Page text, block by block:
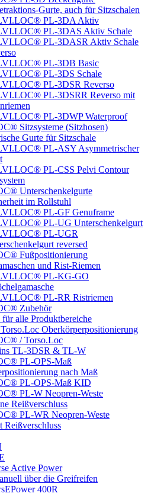
Gurte, auch für Sitzschalen
PL-3DA Aktiv
PL-3DAS Aktiv Schale
PL-3DASR Aktiv Schale
PL-3DB Basic
PL-3DS Schale
PL-3DSR Reverso
PL-3DSRR Reverso mit
PL-3DWP Waterproof
Sitzsysteme (Sitzhosen)
Gurte für Sitzschale
PL-ASY Asymmetrischer
PL-CSS Pelvi Contour
Unterschenkelgurte
im Rollstuhl
PL-GF Genuframe
PL-UG Unterschenkelgurt
PL-UGR
reversed
Fußpositionierung
und Rist-Riemen
PL-KG-GO
PL-RR Ristriemen
Zubehör
für alle Produktbereiche
Oberkörperpositionierung
/ Torso.Loc
TL-3DSR & TL-W
PL-OPS-Maß
nach Maß
PL-OPS-Maß KID
PL-W Neopren-Weste
Reißverschluss
PL-WR Neopren-Weste
Reißverschluss
Active Power
über die Greifreifen
400R